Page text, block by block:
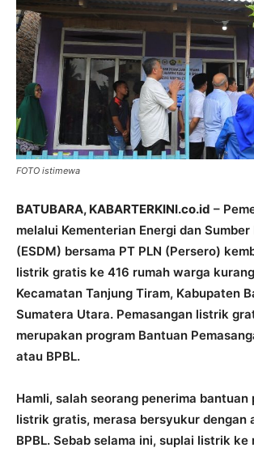
FOTO istimewa
BATUBARA, KABARTERKINI.co.id –
melalui Kementerian Energi dan
(ESDM) bersama PT PLN (Persero)
listrik gratis ke 416 rumah warga
Kecamatan Tanjung Tiram, Kabupaten
Sumatera Utara. Pemasangan listrik
merupakan program Bantuan
atau BPBL.
Hamli, salah seorang penerima bantuan
listrik gratis, merasa bersyukur dengan
BPBL. Sebab selama ini, suplai listrik ke